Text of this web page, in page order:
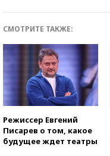
СМОТРИТЕ ТАКЖЕ:
Режиссер Евгений
Писарев о том, какое
будущее ждет театры